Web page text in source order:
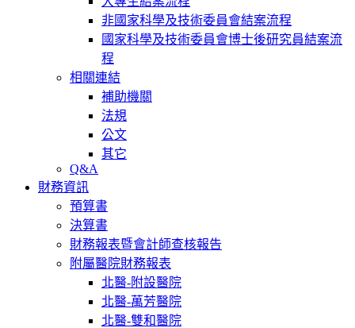
非國家科學及技術委員會結案流程
國家科學及技術委員會博士後研究員結案流
程
相關連結
補助機關
法規
公文
其它
Q&A
財務資訊
預算書
決算書
財務報表暨會計師查核報告
附屬醫院財務報表
北醫-附設醫院
北醫-萬芳醫院
北醫-雙和醫院